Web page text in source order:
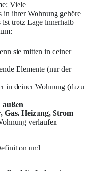
Viele
in ihrer Wohnung gehöre
ist trotz Lage innerhalb
sie mitten in deiner
Elemente (nur der
in deiner Wohnung (dazu
außen
Gas, Heizung, Strom –
verlaufen
und